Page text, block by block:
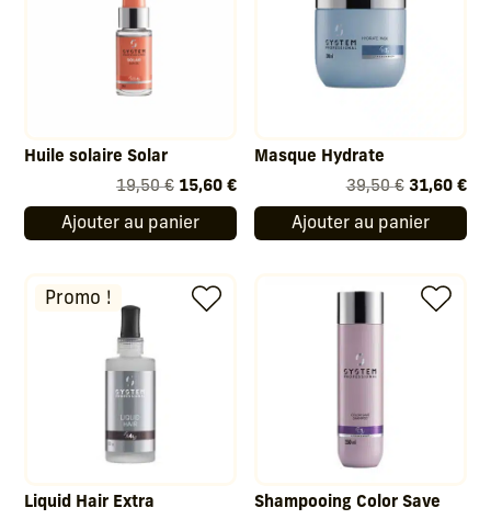
Huile solaire Solar
19,50€ Le
prix
initial
19,50 €.
15,60 €Le
prix
actuel
Ajouter au panier
Masque Hydrate
39,50€ Le
prix
initial
39,50 €.
31,60 €Le
Ajouter au panier
Promo !
Liquid Hair Extra
Shampooing Color Save